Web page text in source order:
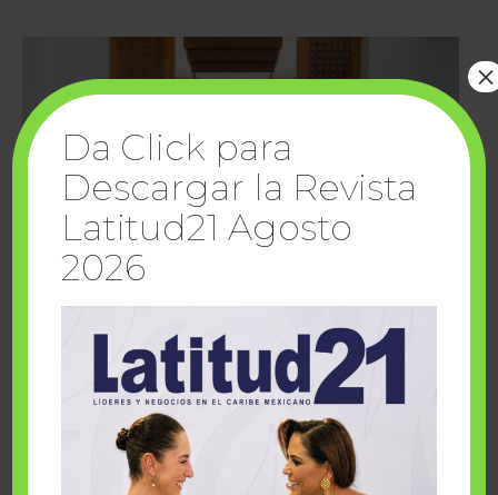
Cuando la solidaridad inspira; cumplen
sueños Fairmont Mayakoba y Make-A-Wish
Da Click para
Descargar la Revista
Latitud21 Agosto
2026
×